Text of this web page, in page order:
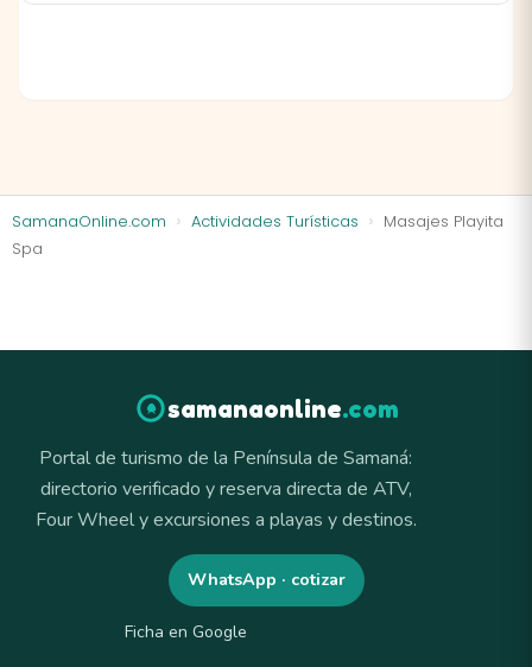
SamanaOnline.com Actividades Turísticas
Masajes Playita
Spa
samanaonline.com
Portal de turismo de la Península de Samaná:
directorio verificado y reserva directa de ATV,
Four Wheel y excursiones a playas y destinos.
WhatsApp · cotizar
Ficha en Google